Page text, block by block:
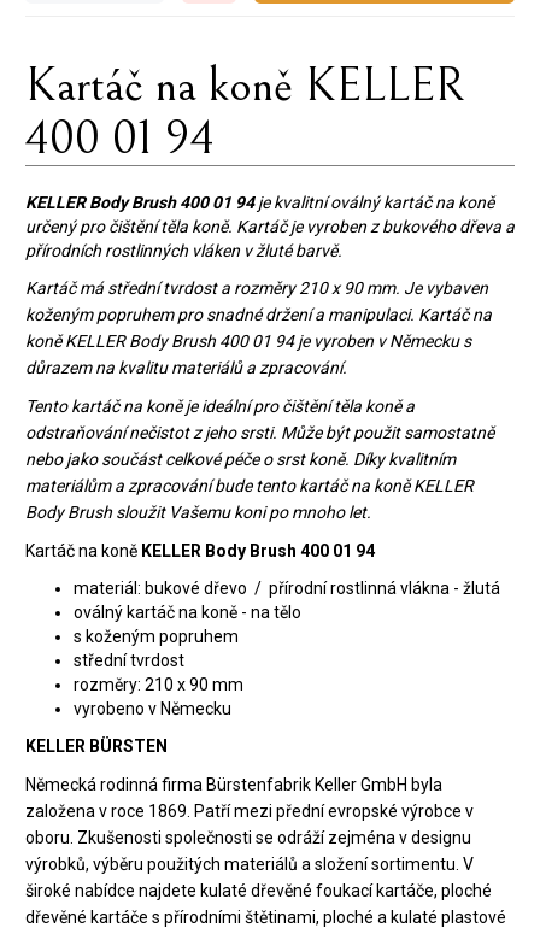
Kartáč na koně KELLER
400 01 94
KELLER Body Brush 400 01 94je kvalitní oválný kartáč na koně
určený pro čištění těla koně. Kartáč je vyroben z bukového dřeva a
přírodních rostlinných vláken v žluté barvě.
Kartáč má střední tvrdost a rozměry 210 x 90 mm. Je vybaven
koženým popruhem pro snadné držení a manipulaci. Kartáč na
koně KELLER Body Brush 400 01 94 je vyroben v Německu s
důrazem na kvalitu materiálů a zpracování.
Tento kartáč na koně je ideální pro čištění těla koně a
odstraňování nečistot z jeho srsti. Může být použit samostatně
nebo jako součást celkové péče o srst koně. Díky kvalitním
materiálům a zpracování bude tento kartáč na koně KELLER
Body Brush sloužit Vašemu koni po mnoho let.
Kartáč na koně KELLER Body Brush 400 01 94
materiál: bukové dřevo / přírodní rostlinná vlákna - žlutá
oválný kartáč na koně - na tělo
s koženým popruhem
střední tvrdost
rozměry: 210 x 90 mm
vyrobeno v Německu
KELLER BÜRSTEN
Německá rodinná firma Bürstenfabrik Keller GmbH byla
založena v roce 1869. Patří mezi přední evropské výrobce v
oboru. Zkušenosti společnosti se odráží zejména v designu
výrobků, výběru použitých materiálů a složení sortimentu. V
široké nabídce najdete kulaté dřevěné foukací kartáče, ploché
dřevěné kartáče s přírodními štětinami, ploché a kulaté plastové